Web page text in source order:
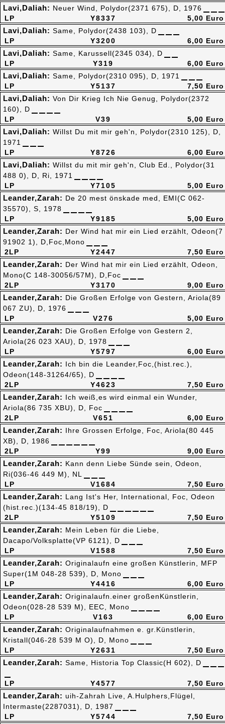
Y8337
LP
Lavi,Daliah: Neuer Wind, Polydor(2371 675), D, 1976
5,00 Euro
Y3200
LP
Lavi,Daliah: Same, Polydor(2438 103), D
6,00 Euro
Y319
LP
Lavi,Daliah: Same, Karussell(2345 034), D
6,00 Euro
Y5137
LP
Lavi,Daliah: Same, Polydor(2310 095), D, 1971
7,50 Euro
V39
LP
Lavi,Daliah: Von Dir Krieg Ich Nie Genug, Polydor(2372
160), D
5,00 Euro
Y8726
LP
Lavi,Daliah: Willst Du mit mir geh'n, Polydor(2310 125), D,
1971
6,00 Euro
Y7105
LP
Lavi,Daliah: Willst du mit mir geh'n, Club Ed., Polydor(31
488 0), D, Ri, 1971
5,00 Euro
Y9185
LP
Leander,Zarah: De 20 mest önskade med, EMI(C 062-
35570), S, 1978
5,00 Euro
Y2447
2LP
Leander,Zarah: Der Wind hat mir ein Lied erzählt, Odeon(7
91902 1), D,Foc,Mono
7,50 Euro
Y3170
2LP
Leander,Zarah: Der Wind hat mir ein Lied erzählt, Odeon,
Mono(C 148-30056/57M), D,Foc
9,00 Euro
V276
LP
Leander,Zarah: Die Großen Erfolge von Gestern, Ariola(89
067 ZU), D, 1976
5,00 Euro
Y5797
LP
Leander,Zarah: Die Großen Erfolge von Gestern 2,
Ariola(26 023 XAU), D, 1978
6,00 Euro
Y4623
2LP
Leander,Zarah: Ich bin die Leander,Foc,(hist.rec.),
Odeon(148-31264/65), D
7,50 Euro
V651
2LP
Leander,Zarah: Ich weiß,es wird einmal ein Wunder,
Ariola(86 735 XBU), D, Foc
6,00 Euro
Y99
2LP
Leander,Zarah: Ihre Grossen Erfolge, Foc, Ariola(80 445
XB), D, 1986
9,00 Euro
V1684
LP
Leander,Zarah: Kann denn Liebe Sünde sein, Odeon,
Ri(036-46 449 M), NL
7,50 Euro
Y5109
2LP
Leander,Zarah: Lang Ist's Her, International, Foc, Odeon
(hist.rec.)(134-45 818/19), D
7,50 Euro
V1588
LP
Leander,Zarah: Mein Leben für die Liebe,
Dacapo/Volksplatte(VP 6121), D
7,50 Euro
Y4416
LP
Leander,Zarah: Originalaufn eine großen Künstlerin, MFP
Super(1M 048-28 539), D, Mono
6,00 Euro
V163
LP
Leander,Zarah: Originalaufn.einer großenKünstlerin,
Odeon(028-28 539 M), EEC, Mono
6,00 Euro
Y2631
LP
Leander,Zarah: Originalaufnahmen e. gr.Künstlerin,
Kristall(046-28 539 M O), D, Mono
7,50 Euro
Y4577
LP
Leander,Zarah: Same, Historia Top Classic(H 602), D
7,50 Euro
Y5744
LP
Leander,Zarah: uih-Zahrah Live, A.Hulphers,Flügel,
Intermaste(2287031), D, 1987
7,50 Euro